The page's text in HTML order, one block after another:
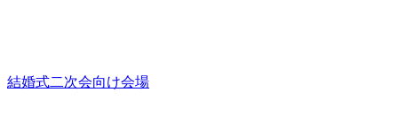
結婚式二次会向け会場